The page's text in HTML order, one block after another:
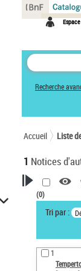
Recherche
Accueil Liste
1 Notices
VOTRE
Recherche
notices
Œuvres liées
(0)
Tri par :
1
Panneau de gestion